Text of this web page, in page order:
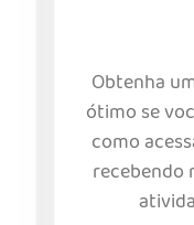
Obtenha
ótimo se
como
recebendo